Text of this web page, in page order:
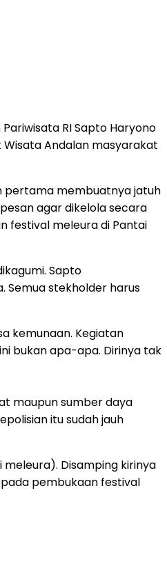
RI Sapto Haryono
Andalan masyarakat
pertama membuatnya jatuh
agar dikelola secara
festival meleura di Pantai
Sapto
Semua stekholder harus
kemunaan. Kegiatan
bukan apa-apa. Dirinya tak
maupun sumber daya
itu sudah jauh
meleura). Disamping kirinya
pembukaan festival